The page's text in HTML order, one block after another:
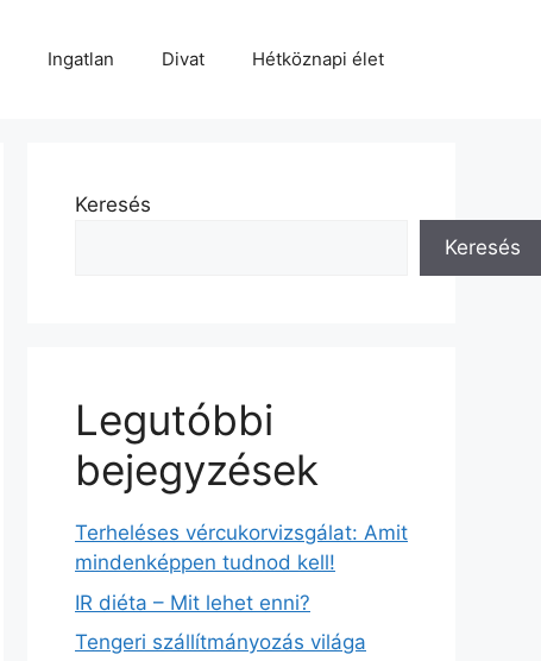
Ingatlan Divat Hétköznapi élet
Keresés
Keresés
Legutóbbi
bejegyzések
Terheléses vércukorvizsgálat: Amit
mindenképpen tudnod kell!
IR diéta – Mit lehet enni?
Tengeri szállítmányozás világa